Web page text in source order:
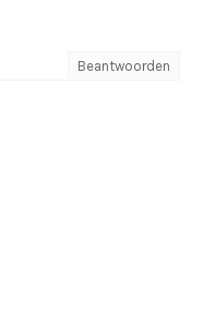
Beantwoorden